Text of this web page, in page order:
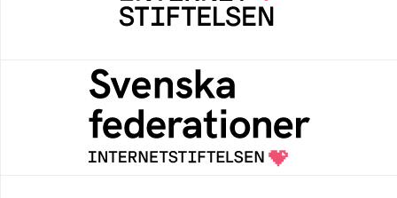
bidrar positivt till människan och samhället
Svenska federationer
Grunden för medlemskap i en sektors- eller
kontextspecifik federation